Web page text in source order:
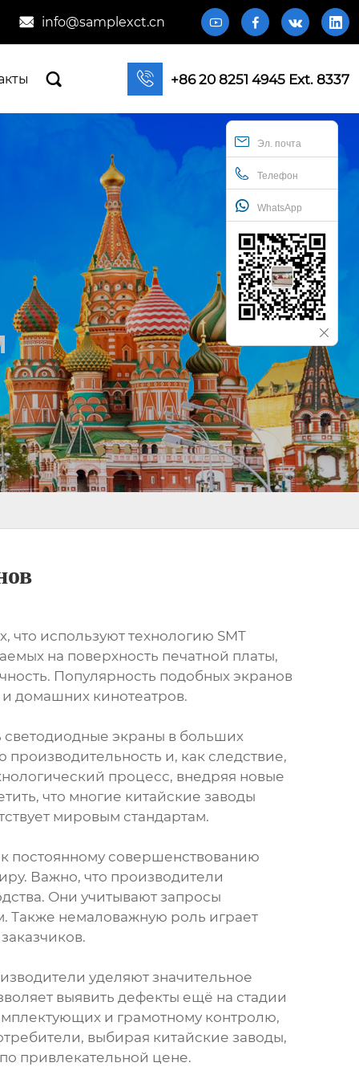
 info@samplexct.cn    
  +86 20 8251 4945 Ext. 8337
Эл. почта
Телефон
WhatsApp
что используют технологию SMT
на поверхность печатной платы,
Популярность подобных экранов
домашних кинотеатров.
экраны в больших
и, как следствие,
процесс, внедряя новые
что многие китайские заводы
мировым стандартам.
постоянному совершенствованию
Важно, что производители
Они учитывают запросы
Также немаловажную роль играет
уделяют значительное
выявить дефекты ещё на стадии
и грамотному контролю,
выбирая китайские заводы,
привлекательной цене.